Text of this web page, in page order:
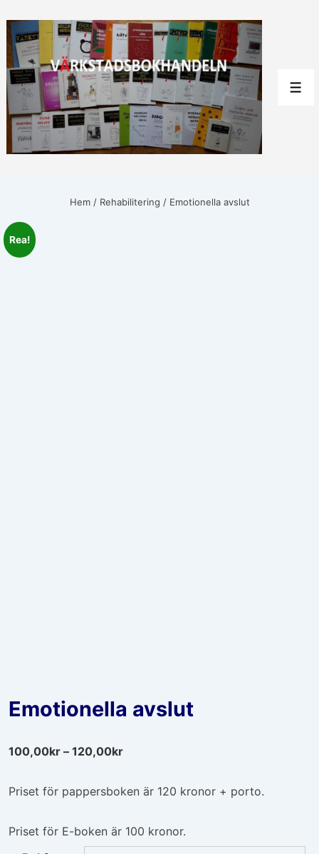
Hoppa
till
huvudinnehåll
Hem/ Rehabilitering / Emotionella avslut
Rea!
Emotionella avslut
100,00kr – 120,00krPrisintervall:
till
Priset för pappersboken är 120 kronor + porto.
Priset för E-boken är 100 kronor.